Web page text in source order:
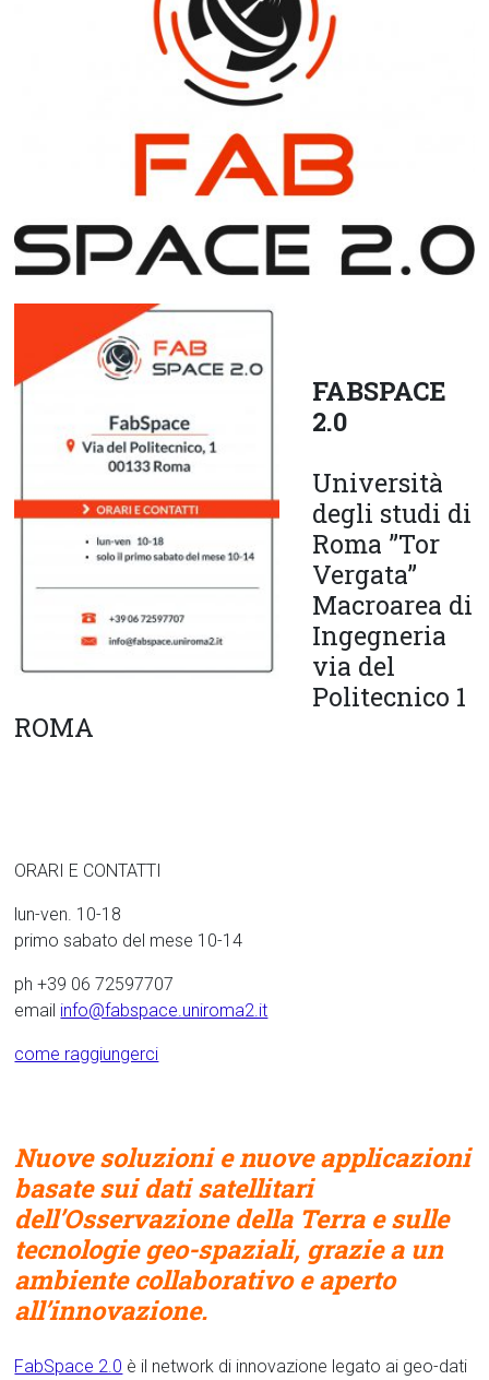
FABSPACE
2.0
Università
degli studi di
Roma ”Tor
Vergata”
Macroarea di
Ingegneria
via del
Politecnico 1
ROMA
ORARI E CONTATTI
lun-ven. 10-18
primo sabato del mese 10-14
ph +39 06 72597707
email info@fabspace.uniroma2.it
come raggiungerci
Nuove soluzioni e nuove applicazioni
basate sui dati satellitari
dell’Osservazione della Terra e sulle
tecnologie geo-spaziali, grazie a un
ambiente collaborativo e aperto
all’innovazione.
FabSpace 2.0 è il network di innovazione legato ai geo-dati